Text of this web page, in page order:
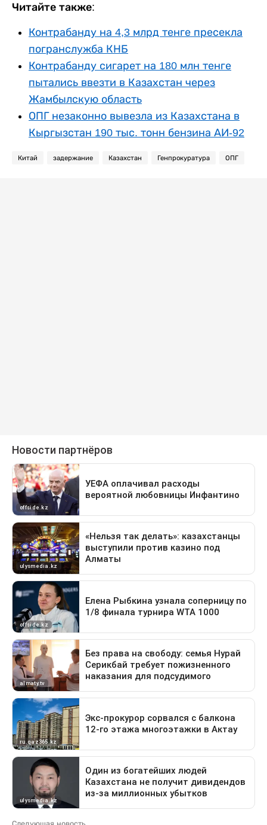
Читайте также:
Контрабанду на 4,3 млрд тенге пресекла
погранслужба КНБ
Контрабанду сигарет на 180 млн тенге
пытались ввезти в Казахстан через
Жамбылскую область
ОПГ незаконно вывезла из Казахстана в
Кыргызстан 190 тыс. тонн бензина АИ-92
Китай задержание Казахстан Генпрокуратура ОПГ